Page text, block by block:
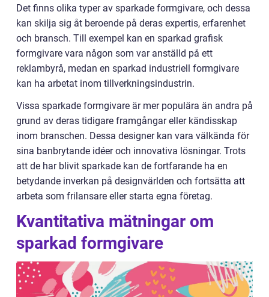
Det finns olika typer av sparkade formgivare, och dessa
kan skilja sig åt beroende på deras expertis, erfarenhet
och bransch. Till exempel kan en sparkad grafisk
formgivare vara någon som var anställd på ett
reklambyrå, medan en sparkad industriell formgivare
kan ha arbetat inom tillverkningsindustrin.
Vissa sparkade formgivare är mer populära än andra på
grund av deras tidigare framgångar eller kändisskap
inom branschen. Dessa designer kan vara välkända för
sina banbrytande idéer och innovativa lösningar. Trots
att de har blivit sparkade kan de fortfarande ha en
betydande inverkan på designvärlden och fortsätta att
arbeta som frilansare eller starta egna företag.
Kvantitativa mätningar om
sparkad formgivare